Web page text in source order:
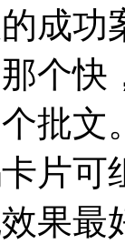
成功
个
批文
片可
果最